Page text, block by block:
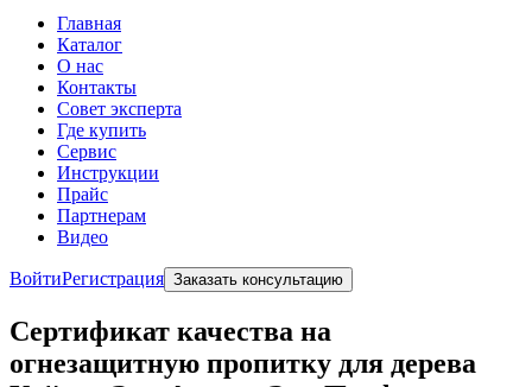
Главная
Каталог
О нас
Контакты
Совет эксперта
Где купить
Сервис
Инструкции
Прайс
Партнерам
Видео
ВойтиРегистрация Заказать консультацию
Сертификат качества на
огнезащитную пропитку для дерева